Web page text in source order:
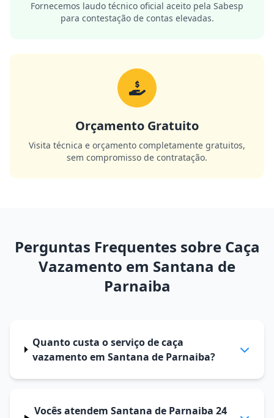
Fornecemos laudo técnico oficial aceito pela Sabesp
para contestação de contas elevadas.
Orçamento Gratuito
Visita técnica e orçamento completamente gratuitos,
sem compromisso de contratação.
Perguntas Frequentes sobre Caça
Vazamento em Santana de
Parnaiba
Quanto custa o serviço de caça
vazamento em Santana de Parnaiba?
Vocês atendem Santana de Parnaiba 24